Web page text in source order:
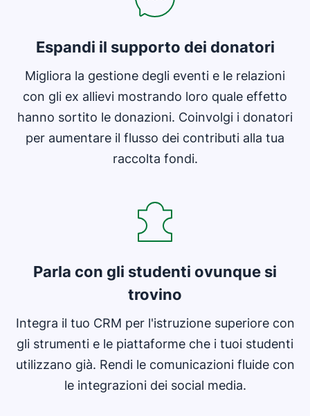
Espandi il supporto dei donatori
Migliora la gestione degli eventi e le relazioni
con gli ex allievi mostrando loro quale effetto
hanno sortito le donazioni. Coinvolgi i donatori
per aumentare il flusso dei contributi alla tua
raccolta fondi.
Parla con gli studenti ovunque si
trovino
Integra il tuo CRM per l'istruzione superiore con
gli strumenti e le piattaforme che i tuoi studenti
utilizzano già. Rendi le comunicazioni fluide con
le integrazioni dei social media.